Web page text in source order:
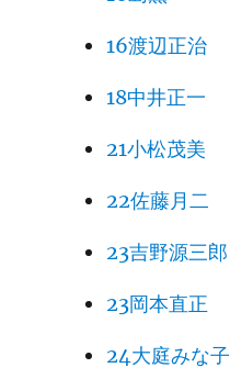
16渡辺正治
18中井正一
21小松茂美
22佐藤月二
23吉野源三郎
23岡本直正
24大庭みな子